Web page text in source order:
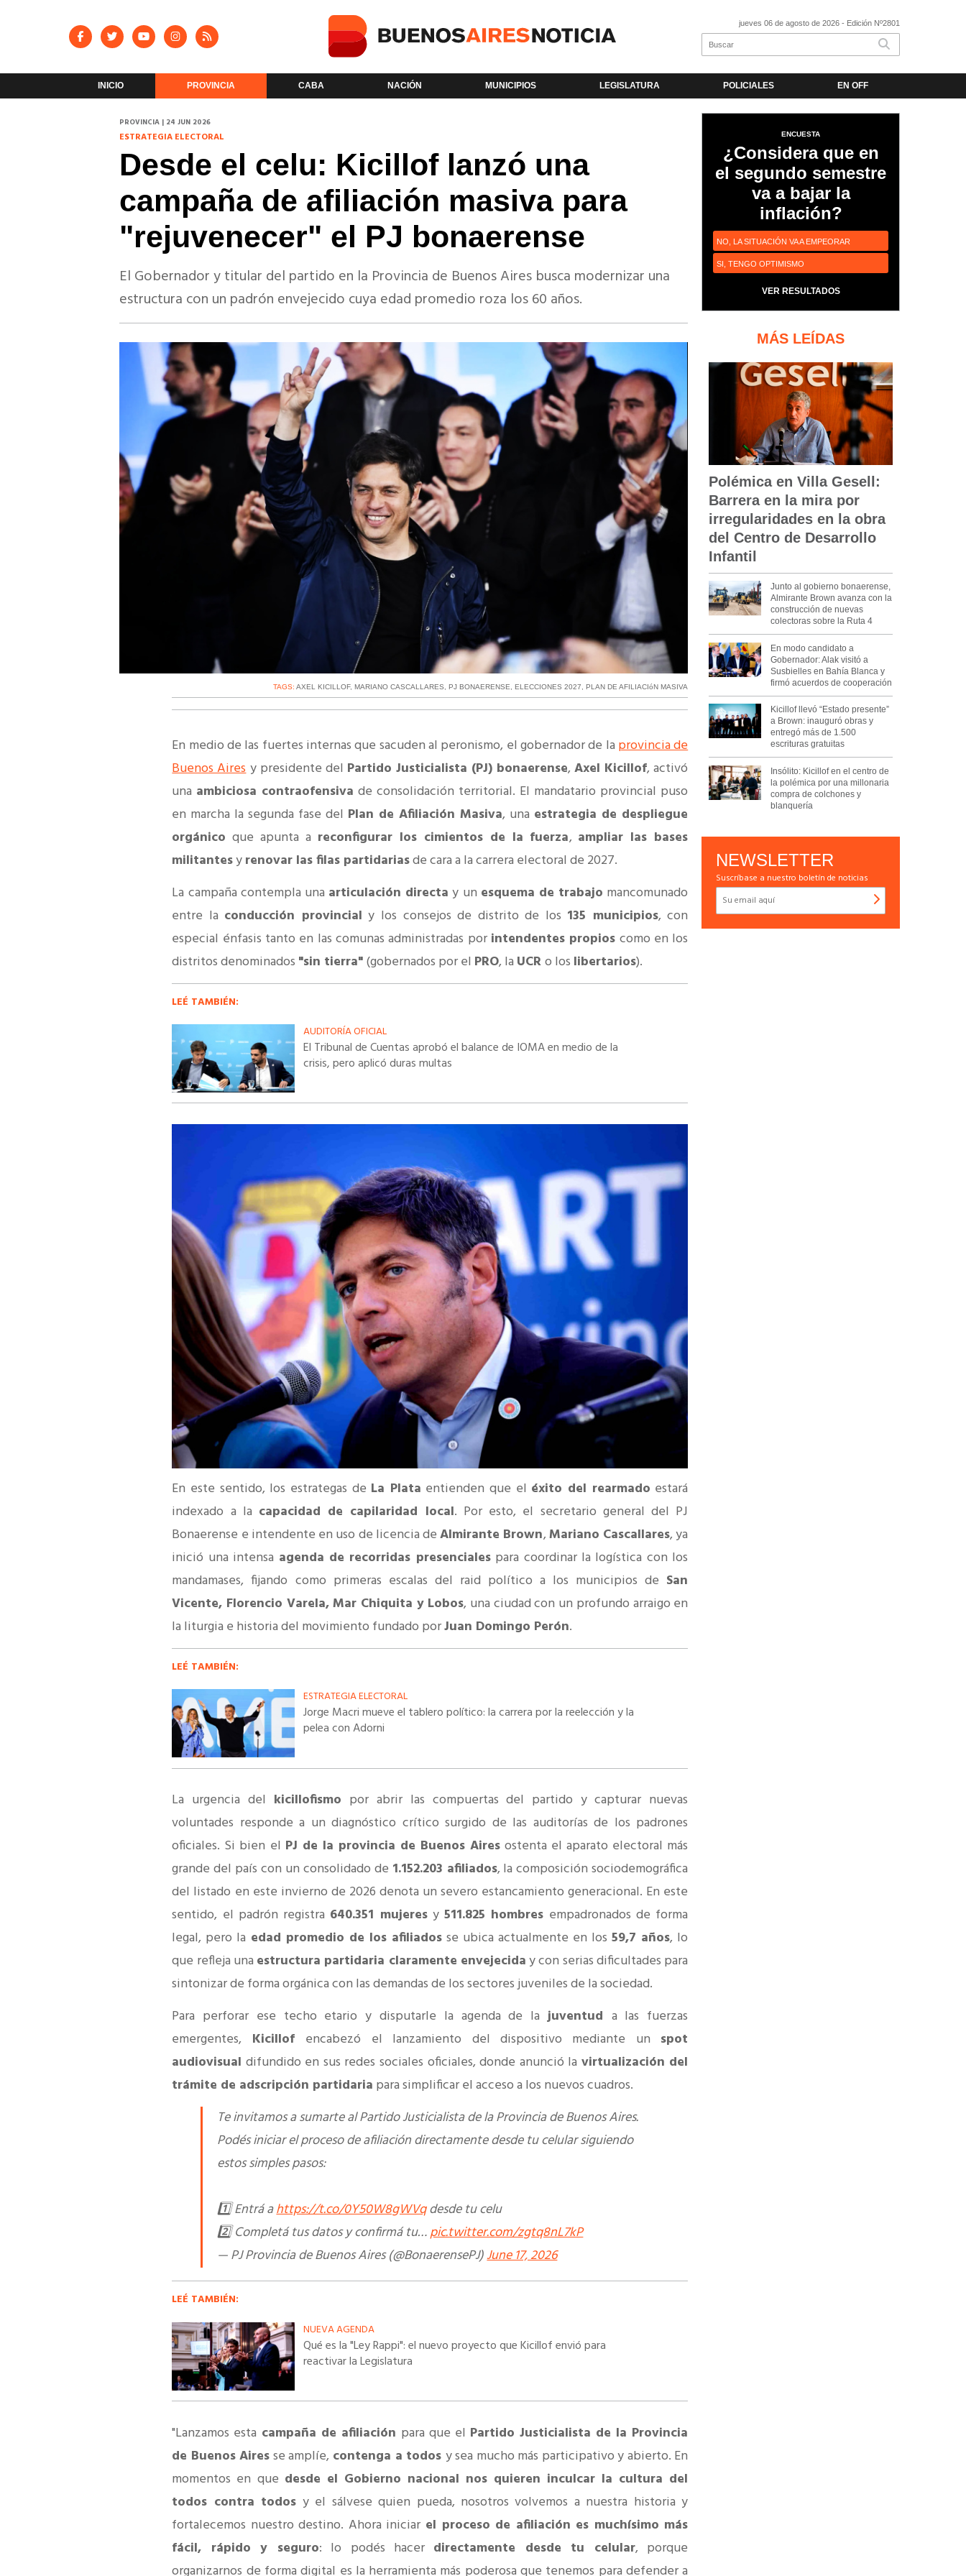
jueves 06 de agosto de 2026 - Edición Nº2801
INICIO PROVINCIA CABA NACIÓN MUNICIPIOS LEGISLATURA POLICIALES EN OFF
PROVINCIA | 24 JUN 2026
ESTRATEGIA ELECTORAL
Desde el celu: Kicillof lanzó una
campaña de afiliación masiva para
"rejuvenecer" el PJ bonaerense
El Gobernador y titular del partido en la Provincia de Buenos Aires busca modernizar una
estructura con un padrón envejecido cuya edad promedio roza los 60 años.
TAGS:AXEL KICILLOF,MARIANO CASCALLARES ,PJ BONAERENSE ,ELECCIONES 2027 ,PLAN DE AFILIACIóN MASIVA
En medio de las fuertes internas que sacuden al peronismo, el gobernador de la provincia de
Buenos Airesy presidente del Partido Justicialista (PJ) bonaerense,Axel Kicillof, activó
una ambiciosa contraofensiva de consolidación territorial. El mandatario provincial puso
en marcha la segunda fase del Plan de Afiliación Masiva, una estrategia de despliegue
orgánico que apunta a reconfigurar los cimientos de la fuerza, ampliar las bases
militantesyrenovar las filas partidariasde cara a la carrera electoral de 2027.
La campaña contempla una articulación directa y un esquema de trabajo mancomunado
entre la conducción provincial y los consejos de distrito de los 135 municipios, con
especial énfasis tanto en las comunas administradas por intendentes propios como en los
distritos denominados "sin tierra"(gobernados por el PRO, la UCRo los libertarios).
LEÉ TAMBIÉN:
AUDITORÍA OFICIAL
El Tribunal de Cuentas aprobó el balance de IOMA en medio de la
crisis, pero aplicó duras multas
En este sentido, los estrategas de La Plata entienden que el éxito del rearmado estará
indexado a la capacidad de capilaridad local. Por esto, el secretario general del PJ
Bonaerense e intendente en uso de licencia deAlmirante Brown,Mariano Cascallares, ya
inició una intensa agenda de recorridas presencialespara coordinar la logística con los
mandamases, fijando como primeras escalas del raid político a los municipios de San
Vicente, Florencio Varela, Mar Chiquita y Lobos, una ciudad con un profundo arraigo en
la liturgia e historia del movimiento fundado porJuan Domingo Perón.
LEÉ TAMBIÉN:
ESTRATEGIA ELECTORAL
Jorge Macri mueve el tablero político: la carrera por la reelección y la
pelea con Adorni
La urgencia del kicillofismo por abrir las compuertas del partido y capturar nuevas
voluntades responde a un diagnóstico crítico surgido de las auditorías de los padrones
oficiales. Si bien el PJ de la provincia de Buenos Airesostenta el aparato electoral más
grande del país con un consolidado de 1.152.203 afiliados, la composición sociodemográfica
del listado en este invierno de 2026 denota un severo estancamiento generacional. En este
sentido, el padrón registra 640.351 mujeresy511.825 hombres empadronados de forma
legal, pero la edad promedio de los afiliadosse ubica actualmente en los59,7 años, lo
que refleja una estructura partidaria claramente envejeciday con serias dificultades para
sintonizar de forma orgánica con las demandas de los sectores juveniles de la sociedad.
Para perforar ese techo etario y disputarle la agenda de lajuventud a las fuerzas
emergentes, Kicillof encabezó el lanzamiento del dispositivo mediante un spot
audiovisual difundido en sus redes sociales oficiales, donde anunció la virtualización del
trámite de adscripción partidaria para simplificar el acceso a los nuevos cuadros.
Te invitamos a sumarte al Partido Justicialista de la Provincia de Buenos Aires.
Podés iniciar el proceso de afiliación directamente desde tu celular siguiendo
estos simples pasos:
1️⃣ Entrá ahttps://t.co/0Y50W8gWVqdesde tu celu
2️⃣ Completá tus datos y confirmá tu…pic.twitter.com/zgtq8nL7kP
— PJ Provincia de Buenos Aires (@BonaerensePJ)June 17, 2026
LEÉ TAMBIÉN:
NUEVA AGENDA
Qué es la "Ley Rappi": el nuevo proyecto que Kicillof envió para
reactivar la Legislatura
"Lanzamos esta campaña de afiliación para que el Partido Justicialista de la Provincia
de Buenos Airesse amplíe, contenga a todos y sea mucho más participativo y abierto. En
momentos en que desde el Gobierno nacional nos quieren inculcar la cultura del
todos contra todos y el sálvese quien pueda, nosotros volvemos a nuestra historia y
fortalecemos nuestro destino. Ahora iniciar el proceso de afiliación es muchísimo más
fácil, rápido y seguro: lo podés hacer directamente desde tu celular, porque
organizarnos de forma digital es la herramienta más poderosa que tenemos para defender a
ENCUESTA
¿Considera que en
el segundo semestre
va a bajar la
inflación?
NO, LA SITUACIÓN VA A EMPEORAR
SI, TENGO OPTIMISMO
VER RESULTADOS
MÁS LEÍDAS
Polémica en Villa Gesell:
Barrera en la mira por
irregularidades en la obra
del Centro de Desarrollo
Infantil
Junto al gobierno bonaerense,
Almirante Brown avanza con la
construcción de nuevas
colectoras sobre la Ruta 4
En modo candidato a
Gobernador: Alak visitó a
Susbielles en Bahía Blanca y
firmó acuerdos de cooperación
Kicillof llevó “Estado presente”
a Brown: inauguró obras y
entregó más de 1.500
escrituras gratuitas
Insólito: Kicillof en el centro de
la polémica por una millonaria
compra de colchones y
blanquería
NEWSLETTER
Suscríbase a nuestro boletín de noticias